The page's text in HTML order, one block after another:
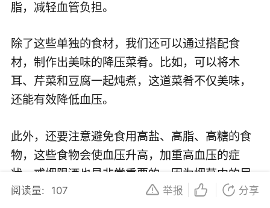
脂，减轻血管负担。
除了这些单独的食材，我们还可以通过搭配食
材，制作出美味的降压菜肴。比如，可以将木
耳、芹菜和豆腐一起炖煮，这道菜肴不仅美味，
还能有效降低血压。
此外，还要注意避免食用高盐、高脂、高糖的食
物，这些食物会使血压升高，加重高血压的症
状。戒烟限酒也是非常重要的，因为烟草中的尼
古丁和酒精都会使血压升高。
阅读量: 107 举报 分享